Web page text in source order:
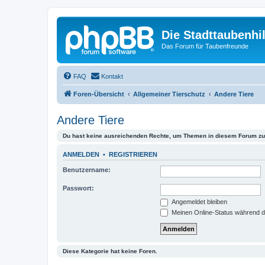
Die
Das Forum für Taubenfreunde
FAQ Kontakt
Foren-Übersicht Allgemeiner Tierschutz Andere Tiere
Andere Tiere
Du hast keine ausreichenden Rechte, um Themen in diesem Forum
ANMELDEN • REGISTRIEREN
Benutzername:
Passwort:
Angemeldet bleiben
Meinen Online-Status während
Diese Kategorie hat keine Foren.